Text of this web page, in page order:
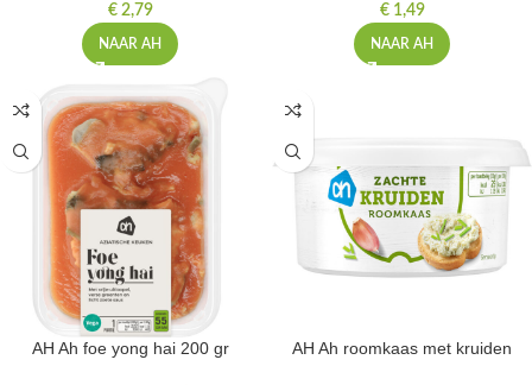
€2,79
NAAR AH
€1,49
NAAR AH
AH Ah foe yong hai 200 gr AH Ah roomkaas met kruiden